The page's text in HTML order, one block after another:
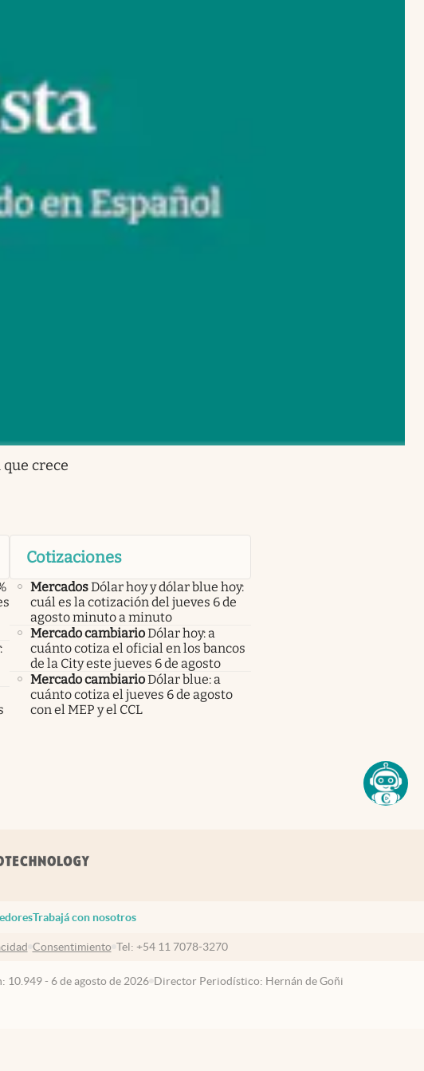
crece
Cotizaciones
MercadosDólar hoy y dólar blue hoy:
cuál es la cotización del jueves 6 de
agosto minuto a minuto
Mercado cambiarioDólar hoy: a
cuánto cotiza el oficial en los bancos
de la City este jueves 6 de agosto
Mercado cambiarioDólar blue: a
cuánto cotiza el jueves 6 de agosto
con el MEP y el CCL
Trabajá con nosotros
Consentimiento Tel: +54 11 7078-3270
10.949 - 6 de agosto de 2026 Director Periodístico: Hernán de Goñi